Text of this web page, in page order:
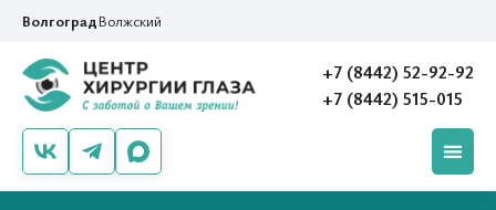
ВолгоградВолжский
+7 (8442) 52-92-92
+7 (8442) 515-015